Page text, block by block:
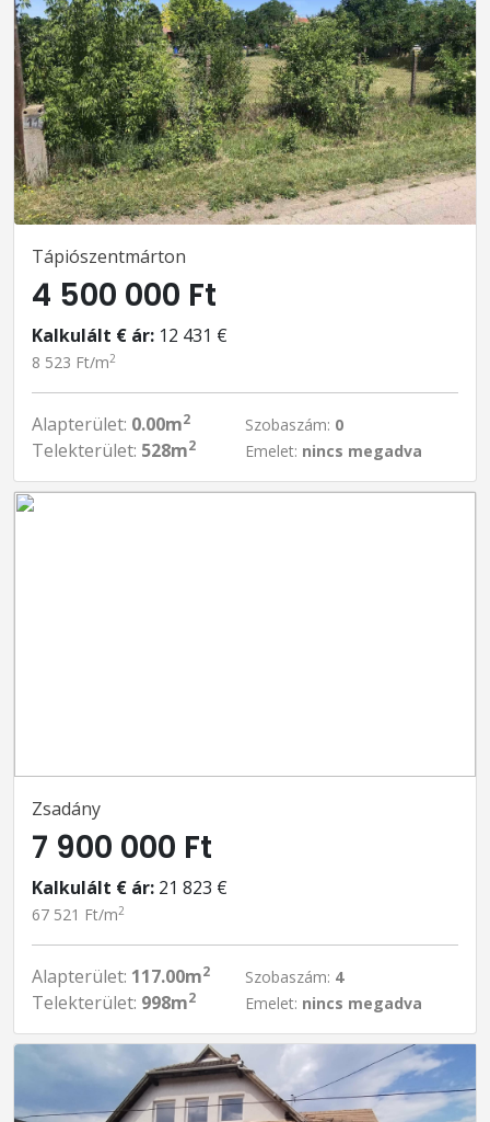
Tápiószentmárton
4 500 000 Ft
Kalkulált € ár: 12 431 €
8 523 Ft/m2
Alapterület: 0.00m2
Telekterület: 528m2
Szobaszám: 0
Emelet: nincs megadva
Zsadány
7 900 000 Ft
Kalkulált € ár: 21 823 €
67 521 Ft/m2
Alapterület: 117.00m2
Telekterület: 998m2
Szobaszám: 4
Emelet: nincs megadva